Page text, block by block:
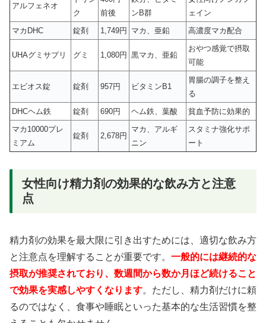
アルフェネオ
ク
前後
ンB群
ェイン
マカDHC
錠剤 1,749円 マカ、亜鉛 高濃度マカ配合
UHAグミサプリ グミ 1,080円 黒マカ、亜鉛
おやつ感覚で摂取
可能
エビオス錠 錠剤 957円 ビタミンB1
胃腸の調子を整え
る
DHCヘム鉄
錠剤 690円 ヘム鉄、葉酸
貧血予防に効果的
マカ10000プレ
ミアム
錠剤 2,678円
マカ、アルギ
ニン
スタミナ強化サポ
ート
女性向け精力剤の効果的な飲み方と注意
点
精力剤の効果を最大限に引き出すためには、適切な飲み方
と注意点を理解することが重要です。 一般的には継続的な
摂取が推奨されており、数週間から数か月ほど続けること
で効果を実感しやすくなります。ただし、精力剤だけに頼
るのではなく、食事や睡眠といった基本的な生活習慣を整